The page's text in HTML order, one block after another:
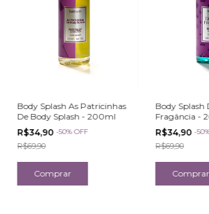
Body Splash As Patricinhas
De Body Splash - 200ml
R$34,90 -50%OFF
R$69,90
Body Splash
Fragância -
R$34,90-50
R$69,90